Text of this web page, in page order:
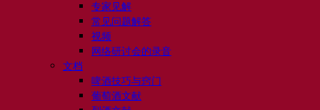
专家见解
常见问题解答
视频
网络研讨会的录音
文档
啤酒技巧与窍门
葡萄酒文献